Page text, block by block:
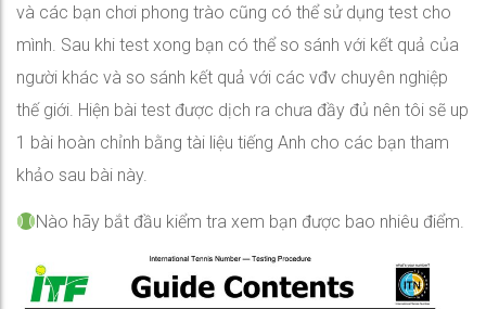
và các bạn chơi phong trào cũng có thể sử dụng test cho
mình. Sau khi test xong bạn có thể so sánh với kết quả của
người khác và so sánh kết quả với các vđv chuyên nghiệp
thế giới. Hiện bài test được dịch ra chưa đầy đủ nên tôi sẽ up
1 bài hoàn chỉnh bằng tài liệu tiếng Anh cho các bạn tham
khảo sau bài này.
Nào hãy bắt đầu kiểm tra xem bạn được bao nhiêu điểm.